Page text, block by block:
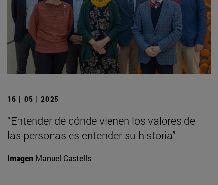
16 | 05 | 2025
“Entender de dónde vienen los valores de
las personas es entender su historia”
Imagen Manuel Castells